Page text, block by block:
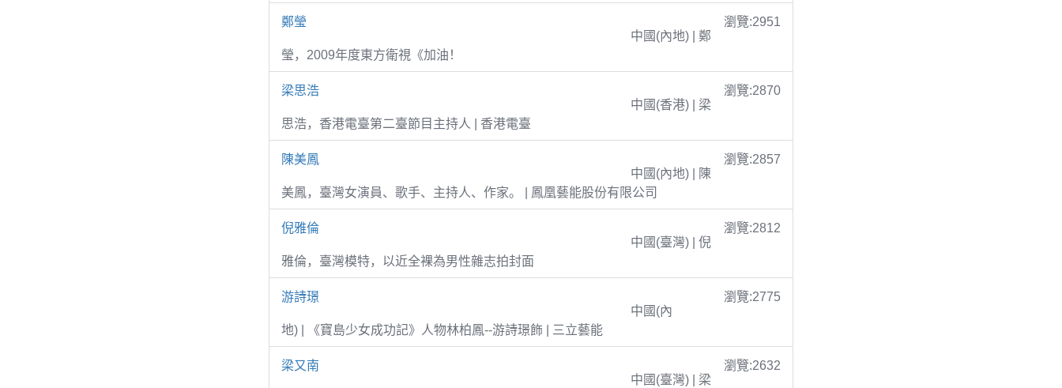
鄭瑩
瀏覽:2951
中國(內地) | 鄭
瑩，2009年度東方衛視《加油！
梁思浩
瀏覽:2870
中國(香港) | 梁
思浩，香港電臺第二臺節目主持人 | 香港電臺
陳美鳳
瀏覽:2857
中國(內地) | 陳
美鳳，臺灣女演員、歌手、主持人、作家。 | 鳳凰藝能股份有限公司
倪雅倫
瀏覽:2812
中國(臺灣) | 倪
雅倫，臺灣模特，以近全裸為男性雜志拍封面
游詩璟
瀏覽:2775
中國(內
地) | 《寶島少女成功記》人物林柏鳳--游詩璟飾 | 三立藝能
梁又南
瀏覽:2632
中國(臺灣) | 梁